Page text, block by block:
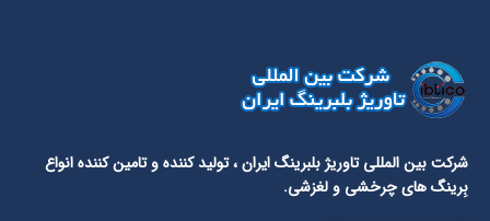
شرکت بین المللی تاوریژ بلبرینگ ایران، تولید کننده و تامین کننده انواع
بِرینگ های چرخشی و لغزشی.